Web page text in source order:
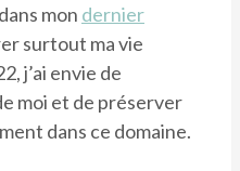
mon dernier
surtout ma vie
j’ai envie de
moi et de préserver
dans ce domaine.